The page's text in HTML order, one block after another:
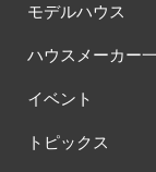
モデルハウス
ハウスメーカー
イベント
トピックス